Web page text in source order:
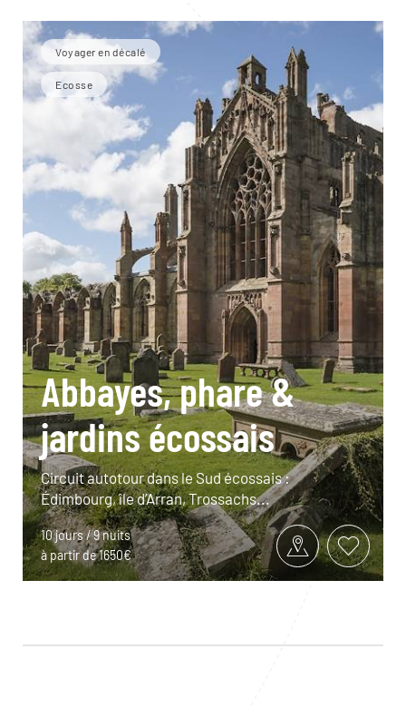
Voyager en décalé
Ecosse
Abbayes, phare &
jardins écossais
Circuit autotour dans le Sud écossais :
Édimbourg, île d’Arran, Trossachs...
10 jours / 9 nuits
à partir de 1650€